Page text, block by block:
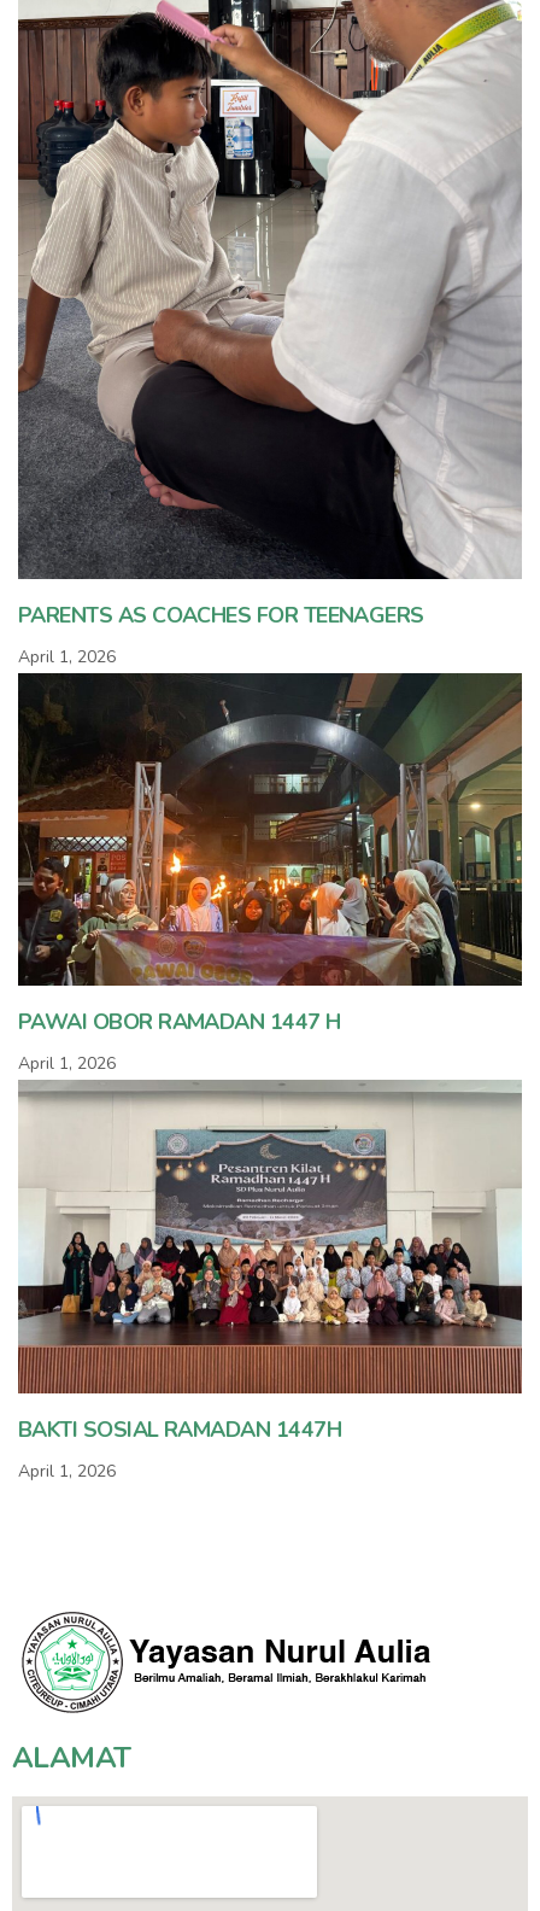
PARENTS AS COACHES FOR TEENAGERS
April 1, 2026
PAWAI OBOR RAMADAN 1447 H
April 1, 2026
BAKTI SOSIAL RAMADAN 1447H
April 1, 2026
ALAMAT